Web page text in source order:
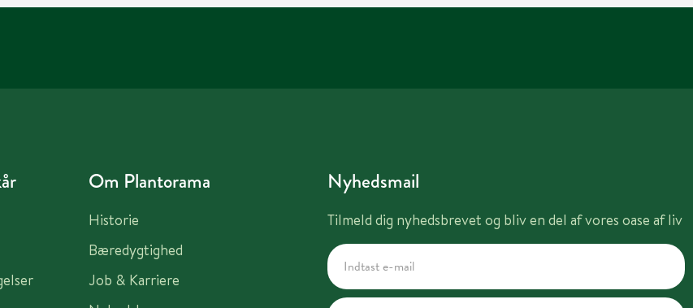
Om Plantorama
Historie
Bæredygtighed
Job & Karriere
Nyhedsmail
Tilmeld dig nyhedsbrevet og bliv en del af vores oase af liv